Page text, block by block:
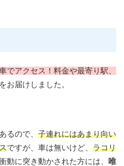
でアクセス！料金や最寄り駅、
をお届けしました。
るので、 子連れにはあまり向い
ですが、車は無いけど、 ラコリ
動に突き動かされた方には、
唯